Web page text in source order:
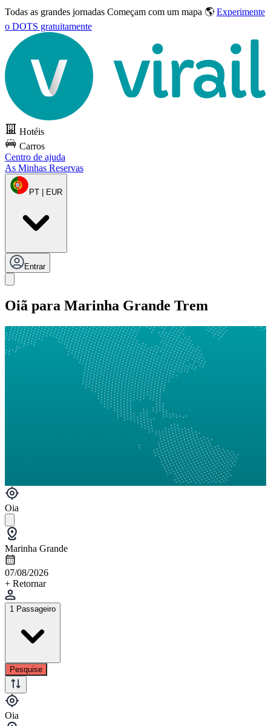
Todas as grandes jornadas Começam com um mapa 🌎 Experimente
o DOTS gratuitamente
Hotéis
Carros
Centro de ajuda
As Minhas Reservas
PT | EUR
Entrar
Oiã para Marinha Grande Trem
Oia
Marinha Grande
07/08/2026
+ Retornar
1 Passageiro
Pesquise
Oia